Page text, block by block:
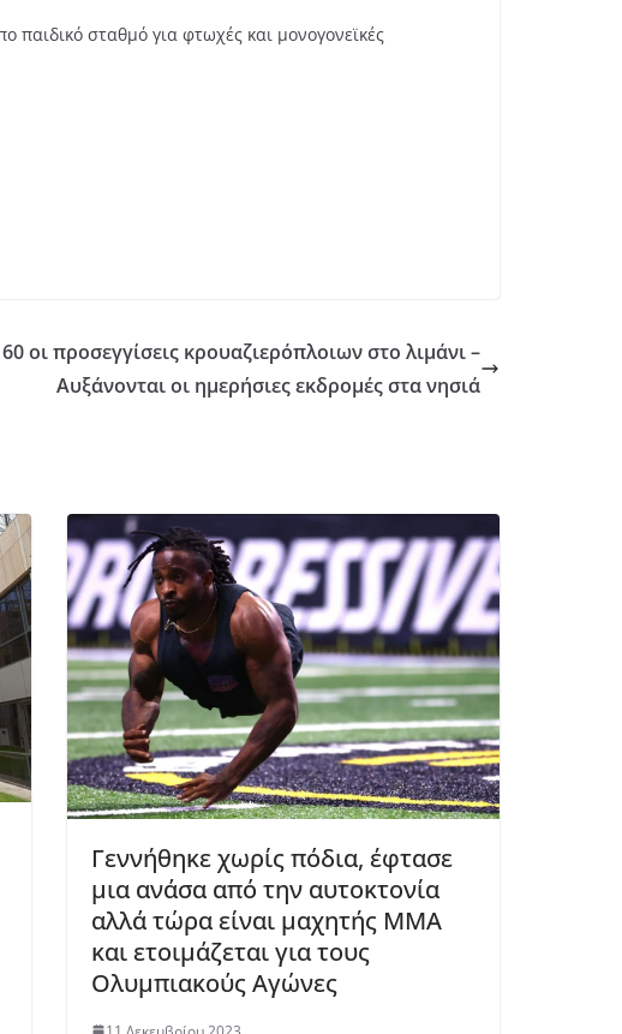
σταθμό για φτωχές και μονογονεϊκές
οι προσεγγίσεις κρουαζιερόπλοιων στο λιμάνι –
Αυξάνονται οι ημερήσιες εκδρομές στα νησιά
Γεννήθηκε χωρίς πόδια, έφτασε
μια ανάσα από την αυτοκτονία
αλλά τώρα είναι μαχητής MMA
και ετοιμάζεται για τους
Ολυμπιακούς Αγώνες